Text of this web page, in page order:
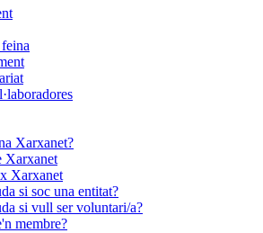
Xarxanet?
Xarxanet
Xarxanet
si soc una entitat?
si vull ser voluntari/a?
membre?